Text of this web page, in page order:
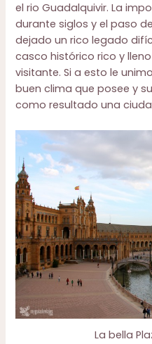
el rio Guadalquivir. La
durante siglos y el paso
dejado un rico legado
casco histórico rico y
visitante. Si a esto le
buen clima que posee y
como resultado una
La bella